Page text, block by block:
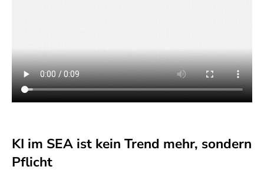
KI im SEA ist kein Trend mehr, sondern
Pflicht